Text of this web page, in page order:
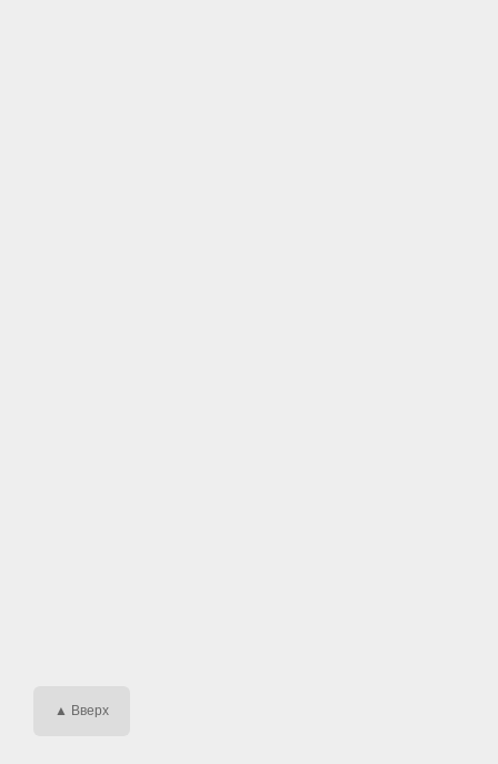
▲ Вверх